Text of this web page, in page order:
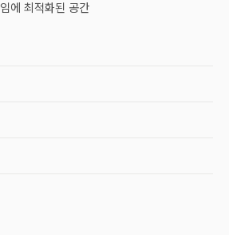
에 최적화된 공간